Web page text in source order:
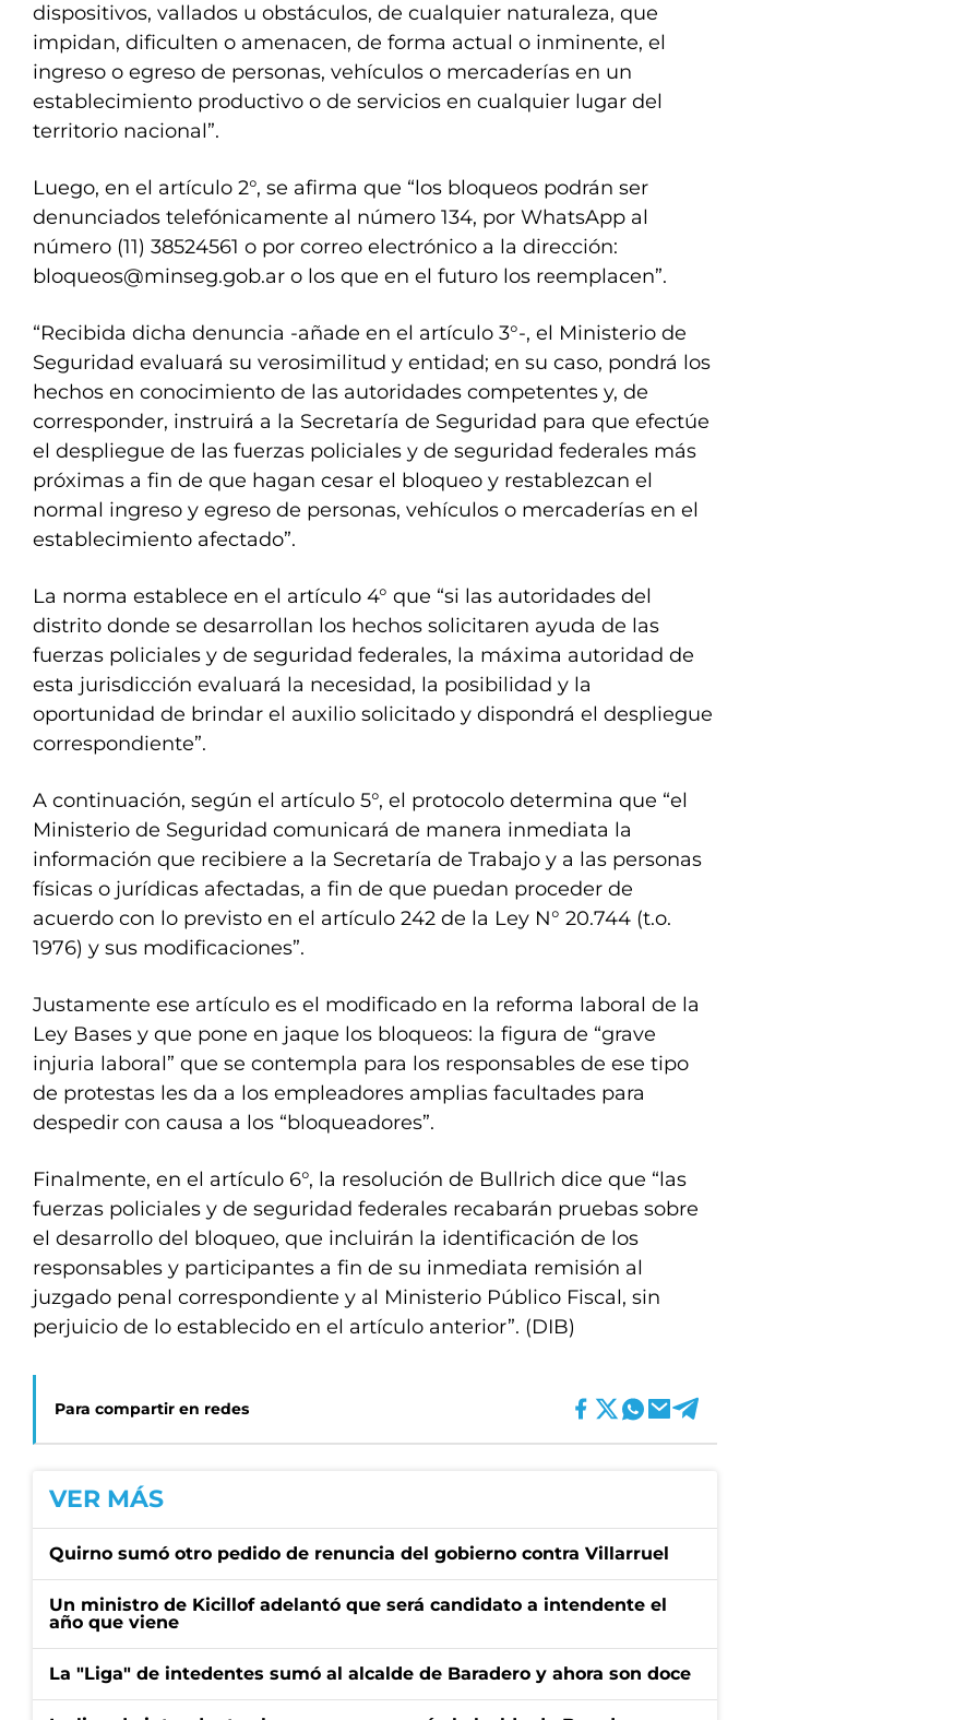
dispositivos, vallados u obstáculos, de cualquier naturaleza, que
impidan, dificulten o amenacen, de forma actual o inminente, el
ingreso o egreso de personas, vehículos o mercaderías en un
establecimiento productivo o de servicios en cualquier lugar del
territorio nacional”.
Luego, en el artículo 2°, se afirma que “los bloqueos podrán ser
denunciados telefónicamente al número 134, por WhatsApp al
número (11) 38524561 o por correo electrónico a la dirección:
bloqueos@minseg.gob.ar o los que en el futuro los reemplacen”.
“Recibida dicha denuncia -añade en el artículo 3°-, el Ministerio de
Seguridad evaluará su verosimilitud y entidad; en su caso, pondrá los
hechos en conocimiento de las autoridades competentes y, de
corresponder, instruirá a la Secretaría de Seguridad para que efectúe
el despliegue de las fuerzas policiales y de seguridad federales más
próximas a fin de que hagan cesar el bloqueo y restablezcan el
normal ingreso y egreso de personas, vehículos o mercaderías en el
establecimiento afectado”.
La norma establece en el artículo 4° que “si las autoridades del
distrito donde se desarrollan los hechos solicitaren ayuda de las
fuerzas policiales y de seguridad federales, la máxima autoridad de
esta jurisdicción evaluará la necesidad, la posibilidad y la
oportunidad de brindar el auxilio solicitado y dispondrá el despliegue
correspondiente”.
A continuación, según el artículo 5°, el protocolo determina que “el
Ministerio de Seguridad comunicará de manera inmediata la
información que recibiere a la Secretaría de Trabajo y a las personas
físicas o jurídicas afectadas, a fin de que puedan proceder de
acuerdo con lo previsto en el artículo 242 de la Ley N° 20.744 (t.o.
1976) y sus modificaciones”.
Justamente ese artículo es el modificado en la reforma laboral de la
Ley Bases y que pone en jaque los bloqueos: la figura de “grave
injuria laboral” que se contempla para los responsables de ese tipo
de protestas les da a los empleadores amplias facultades para
despedir con causa a los “bloqueadores”.
Finalmente, en el artículo 6°, la resolución de Bullrich dice que “las
fuerzas policiales y de seguridad federales recabarán pruebas sobre
el desarrollo del bloqueo, que incluirán la identificación de los
responsables y participantes a fin de su inmediata remisión al
juzgado penal correspondiente y al Ministerio Público Fiscal, sin
perjuicio de lo establecido en el artículo anterior”. (DIB)
Para compartir en redes
VER MÁS
Quirno sumó otro pedido de renuncia del gobierno contra Villarruel
Un ministro de Kicillof adelantó que será candidato a intendente el
año que viene
La "Liga" de intedentes sumó al alcalde de Baradero y ahora son doce